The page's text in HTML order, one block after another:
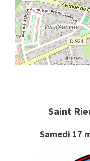
Saint
Samedi 17